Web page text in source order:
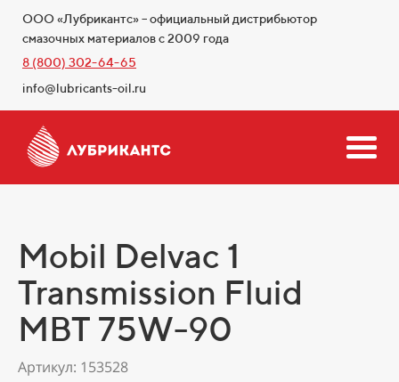
ООО «Лубрикантс» – официальный дистрибьютор
смазочных материалов с 2009 года
8 (800) 302-64-65
info@lubricants-oil.ru
Mobil Delvac 1
Transmission Fluid
MBT 75W-90
Артикул: 153528